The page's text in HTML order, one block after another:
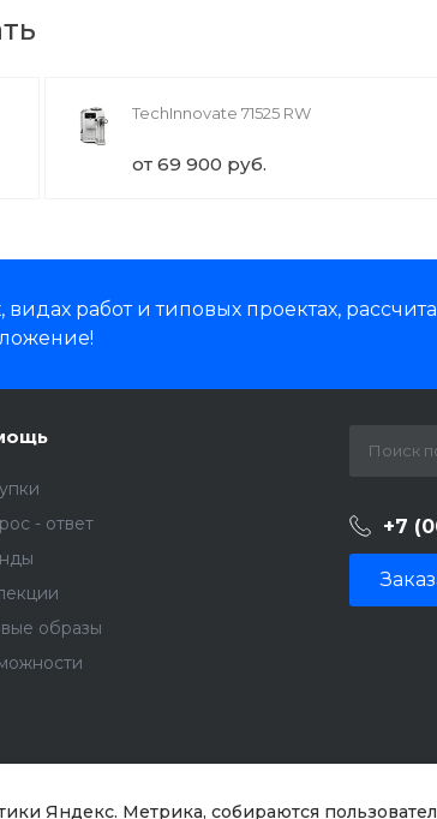
Яндекс. Метрика, собираются
TechInnovate 71525 RW
от 69 900 руб.
работ и типовых проектах,
- ответ
образы
+7